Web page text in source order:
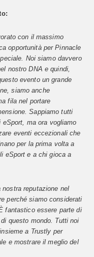
con il massimo
opportunità per Pinnacle
Noi siamo davvero
nostro DNA e quindi,
evento un grande
siamo anche
fila nel portare
Sappiamo tutti
ma ora vogliamo
eventi eccezionali che
per la prima volta a
eSport e a chi gioca a
reputazione nel
perché siamo considerati
fantastico essere parte di
questo mondo. Tutti noi
a Trustly per
e mostrare il meglio del